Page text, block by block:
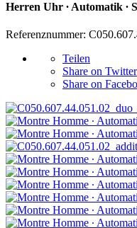
Herren Uhr ∙ Automatik ∙
Referenznummer:
Teilen
Share on Twitter
Share on